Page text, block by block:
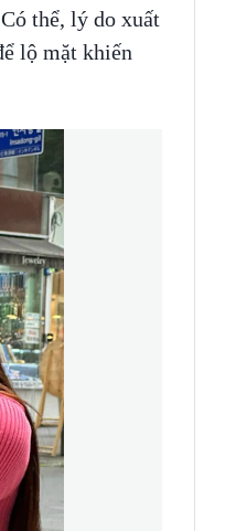
thể, lý do xuất
lộ mặt khiến